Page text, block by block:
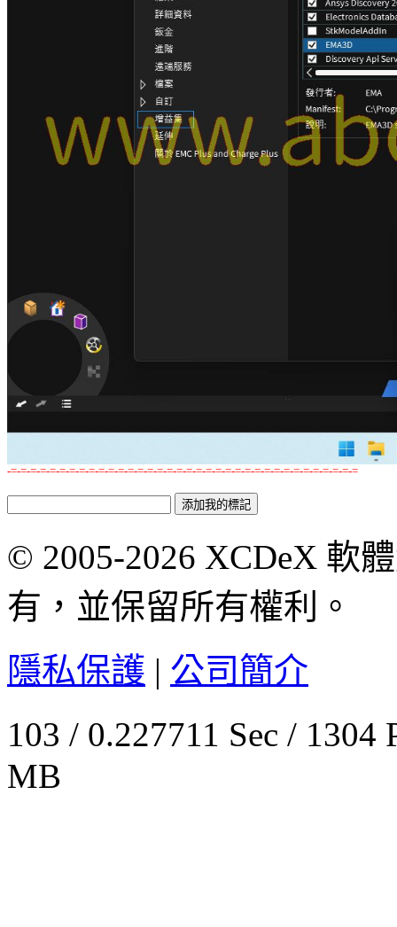
-=-=-=-=-=-=-=-=-=-=-=-=-=-=-=-=-=-=-=-=-=-=-=-=-=-=-=-=-=-=-=-=-=-=-=-=
© 2005-2026 XCDeX 軟
有，並保留所有權利。
隱私保護 | 公司簡介
103 / 0.227711 Sec /
MB